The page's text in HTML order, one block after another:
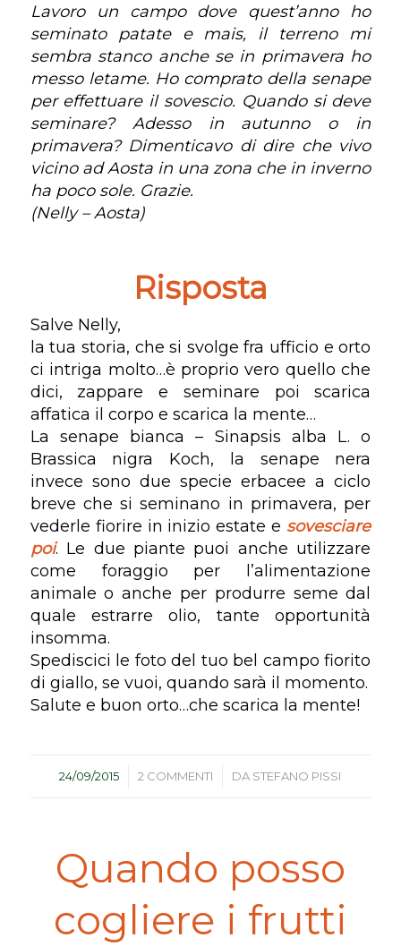
Lavoro un campo dove quest’anno ho
seminato patate e mais, il terreno mi
sembra stanco anche se in primavera ho
messo letame. Ho comprato della senape
per effettuare il sovescio. Quando si deve
seminare? Adesso in autunno o in
primavera? Dimenticavo di dire che vivo
vicino ad Aosta in una zona che in inverno
ha poco sole. Grazie.
(Nelly – Aosta)
Risposta
Salve Nelly,
la tua storia, che si svolge fra ufficio e orto
ci intriga molto…è proprio vero quello che
dici, zappare e seminare poi scarica
affatica il corpo e scarica la mente…
La senape bianca – Sinapsis alba L. o
Brassica nigra Koch, la senape nera
invece sono due specie erbacee a ciclo
breve che si seminano in primavera, per
vederle fiorire in inizio estate esovesciare
poi. Le due piante puoi anche utilizzare
come foraggio per l’alimentazione
animale o anche per produrre seme dal
quale estrarre olio, tante opportunità
insomma.
Spediscici le foto del tuo bel campo fiorito
di giallo, se vuoi, quando sarà il momento.
Salute e buon orto…che scarica la mente!
24/09/2015
/ 2 COMMENTI
/ DA STEFANO PISSI
Quando posso
cogliere i frutti